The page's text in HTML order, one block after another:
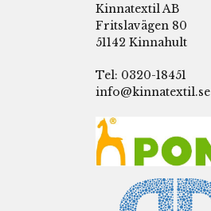
Kinnatextil AB
Fritslavägen 80
51142 Kinnahult
Tel: 0320-18451
info@kinnatextil.se